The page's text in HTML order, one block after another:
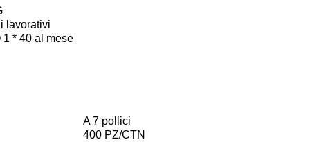
lavorativi
* 40 al mese
A 7 pollici
400 PZ/CTN